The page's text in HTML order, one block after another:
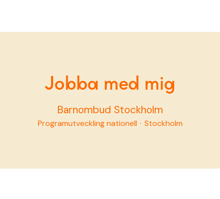
Jobba med mig
Barnombud Stockholm
Programutveckling nationell · Stockholm